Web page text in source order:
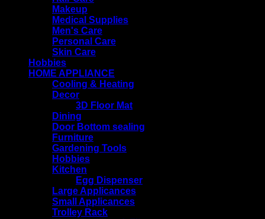
Makeup
Medical Supplies
Men's Care
Personal Care
Skin Care
Hobbies
HOME APPLIANCE
Cooling & Heating
Decor
3D Floor Mat
Dining
Door Bottom sealing
Furniture
Gardening Tools
Hobbies
Kitchen
Egg Dispenser
Large Applicances
Small Applicances
Trolley Rack